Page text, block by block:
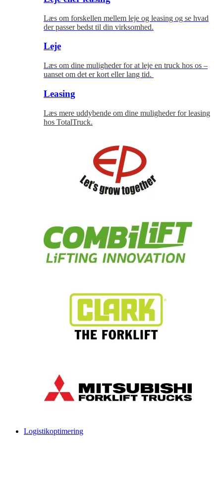
Læs om forskellen mellem leje og leasing og se hvad
der passer bedst til din virksomhed.
Leje
Læs om dine muligheder for at leje en truck hos os –
uanset om det er kort eller lang tid.
Leasing
Læs mere uddybende om dine muligheder for leasing
hos TotalTruck.
Logistikoptimering